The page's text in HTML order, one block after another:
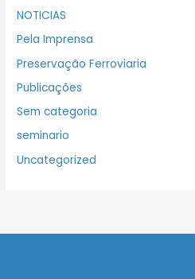
NOTICIAS
Pela Imprensa
Preservação Ferroviaria
Publicações
Sem categoria
seminario
Uncategorized